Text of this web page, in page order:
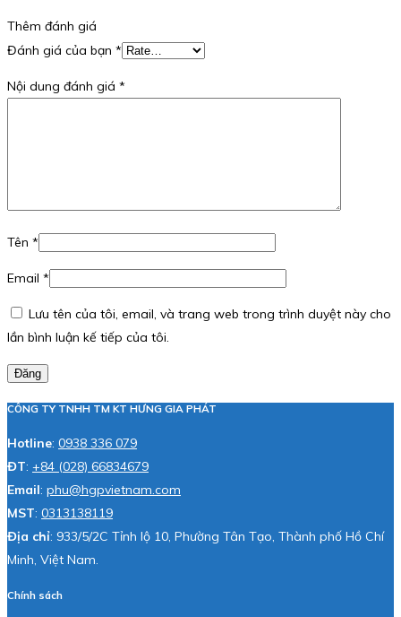
Thêm đánh giá
Đánh giá của bạn *
Nội dung đánh giá *
Tên *
Email *
Lưu tên của tôi, email, và trang web trong trình duyệt này cho
lần bình luận kế tiếp của tôi.
Đăng
CÔNG TY TNHH TM KT HƯNG GIA PHÁT
Hotline: 0938 336 079
ĐT: +84 (028) 66834679
Email: phu@hgpvietnam.com
MST: 0313138119
Địa chỉ: 933/5/2C Tỉnh lộ 10, Phường Tân Tạo, Thành phố Hồ Chí
Minh, Việt Nam.
Chính sách